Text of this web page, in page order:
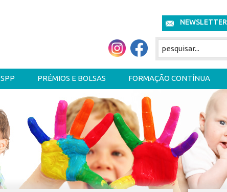
NEWSLETTER
PRÉMIOS E BOLSAS FORMAÇÃO CONTÍNUA